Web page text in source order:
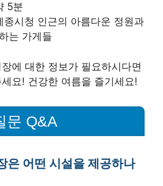
5분
종시청 인근의 아름다운 정원과
는 가게들
에 대한 정보가 필요하시다면
요! 건강한 여름을 즐기세요!
문 Q&A
은 어떤 시설을 제공하나